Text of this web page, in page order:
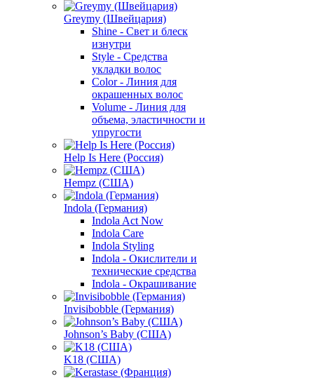
Greymy (Швейцария)
Shine - Свет и блеск
изнутри
Style - Средства
укладки волос
Color - Линия для
окрашенных волос
Volume - Линия для
объема, эластичности и
упругости
Help Is Here (Россия)
Hempz (США)
Indola (Германия)
Indola Act Now
Indola Care
Indola Styling
Indola - Окислители и
технические средства
Indola - Окрашивание
Invisibobble (Германия)
Johnson’s Baby (США)
K18 (США)